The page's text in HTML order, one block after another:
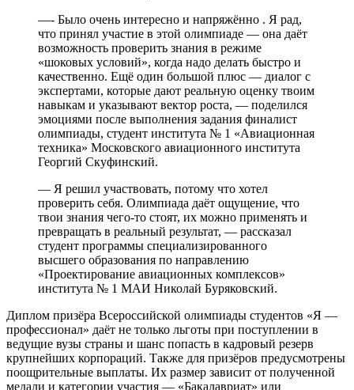
—- Было очень интересно и напряжённо . Я рад,
что принял участие в этой олимпиаде — она даёт
возможность проверить знания в режиме
«шоковых условий», когда надо делать быстро и
качественно. Ещё один большой плюс — диалог с
экспертами, которые дают реальную оценку твоим
навыкам и указывают вектор роста, — поделился
эмоциями после выполнения задания финалист
олимпиады, студент института № 1 «Авиационная
техника» Московского авиационного института
Георгий Скуфинский.
— Я решил участвовать, потому что хотел
проверить себя. Олимпиада даёт ощущение, что
твои знания чего-то стоят, их можно применять и
превращать в реальный результат, — рассказал
студент программы специализированного
высшего образования по направлению
«Проектирование авиационных комплексов»
института № 1 МАИ Николай Буряковский.
Диплом призёра Всероссийской олимпиады студентов «Я —
профессионал» даёт не только льготы при поступлении в
ведущие вузы страны и шанс попасть в кадровый резерв
крупнейших корпораций. Также для призёров предусмотрены
поощрительные выплаты. Их размер зависит от полученной
медали и категории участия — «Бакалавриат» или